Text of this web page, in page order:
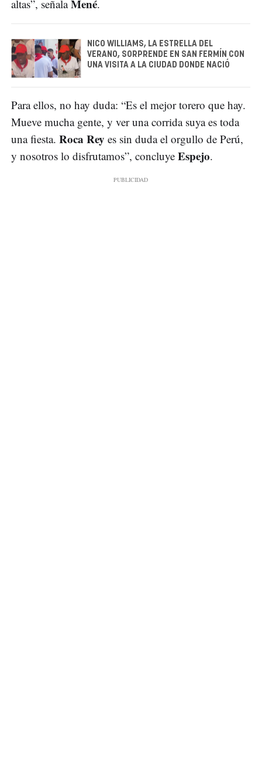
altas”, señalaMené.
NICO WILLIAMS, LA ESTRELLA DEL
VERANO, SORPRENDE EN SAN FERMÍN CON
UNA VISITA A LA CIUDAD DONDE NACIÓ
Para ellos, no hay duda: “Es el mejor torero que hay.
Mueve mucha gente, y ver una corrida suya es toda
una fiesta. Roca Rey es sin duda el orgullo de Perú,
y nosotros lo disfrutamos”, concluye Espejo.